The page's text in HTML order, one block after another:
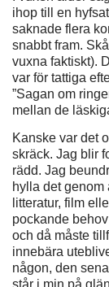
ihop till en
saknade flera
snabbt fram.
vuxna faktiskt).
var för tattiga
”Sagan om
mellan de
Kanske var det
skräck. Jag blir
rädd. Jag
hylla det genom
litteratur, film
pockande
och då måste
innebära
någon, den
står i min på